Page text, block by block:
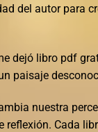
del autor para
dejó libro pdf
paisaje
nuestra
reflexión. Cada